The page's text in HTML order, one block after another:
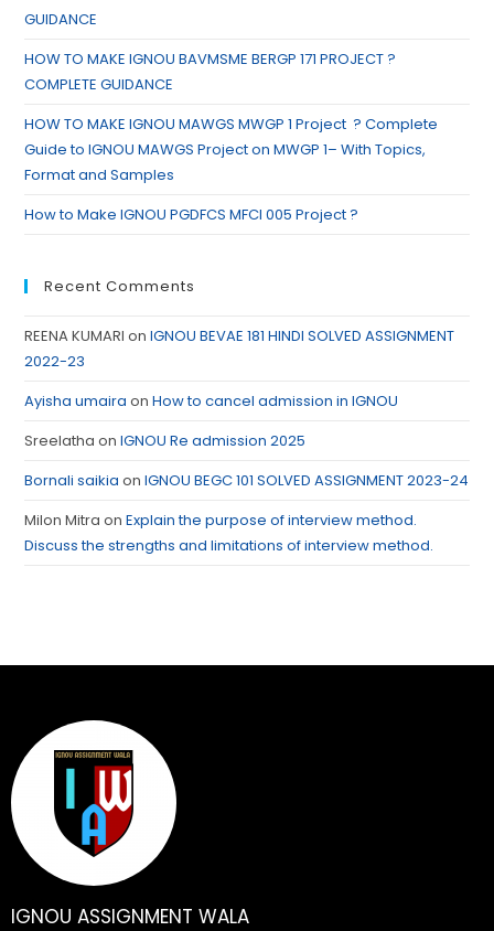
GUIDANCE
HOW TO MAKE IGNOU BAVMSME BERGP 171 PROJECT ?
COMPLETE GUIDANCE
HOW TO MAKE IGNOU MAWGS MWGP 1 Project ? Complete
Guide to IGNOU MAWGS Project on MWGP 1– With Topics,
Format and Samples
How to Make IGNOU PGDFCS MFCI 005 Project ?
Recent Comments
REENA KUMARI onIGNOU BEVAE 181 HINDI SOLVED ASSIGNMENT
2022-23
Ayisha umaira onHow to cancel admission in IGNOU
Sreelatha onIGNOU Re admission 2025
Bornali saikia onIGNOU BEGC 101 SOLVED ASSIGNMENT 2023-24
Milon Mitra onExplain the purpose of interview method.
Discuss the strengths and limitations of interview method.
IGNOU ASSIGNMENT WALA